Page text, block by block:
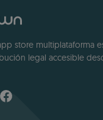
store multiplataforma
legal accesible